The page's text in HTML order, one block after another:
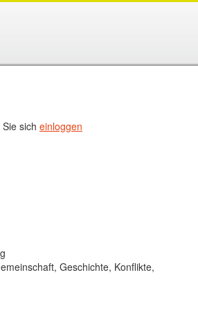
sich einloggen
Geschichte, Konflikte,